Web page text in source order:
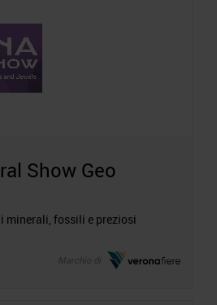
Show Geo
minerali, fossili e preziosi
Marchio di